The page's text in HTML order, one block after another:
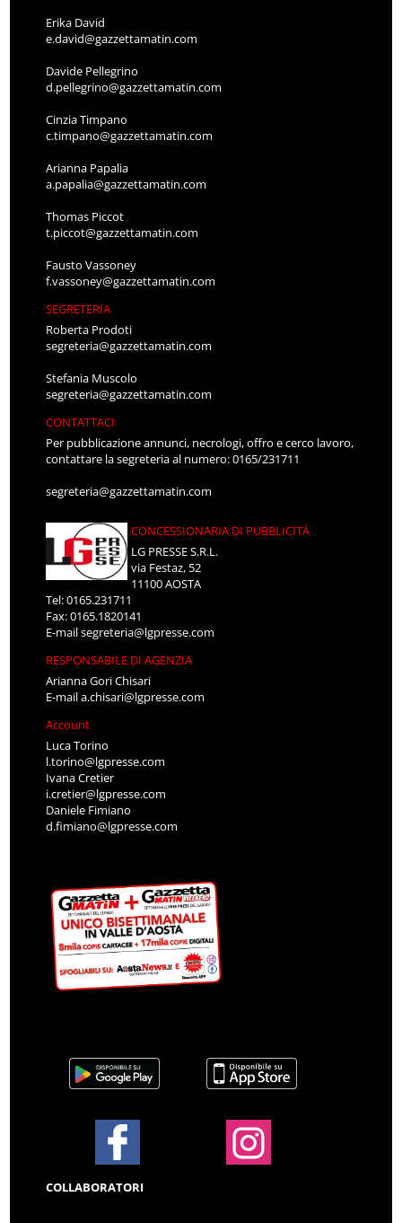
Erika David
e.david@gazzettamatin.com
Davide Pellegrino
d.pellegrino@gazzettamatin.com
Cinzia Timpano
c.timpano@gazzettamatin.com
Arianna Papalia
a.papalia@gazzettamatin.com
Thomas Piccot
t.piccot@gazzettamatin.com
Fausto Vassoney
f.vassoney@gazzettamatin.com
SEGRETERIA
Roberta Prodoti
segreteria@gazzettamatin.com
Stefania Muscolo
segreteria@gazzettamatin.com
CONTATTACI
Per pubblicazione annunci, necrologi, offro e cerco lavoro,
contattare la segreteria al numero: 0165/231711
segreteria@gazzettamatin.com
CONCESSIONARIA DI PUBBLICITÀ
LG PRESSE S.R.L.
via Festaz, 52
11100 AOSTA
Tel: 0165.231711
Fax: 0165.1820141
E-mailsegreteria@lgpresse.com
RESPONSABILE DI AGENZIA
Arianna Gori Chisari
E-maila.chisari@lgpresse.com
Account
Luca Torino
l.torino@lgpresse.com
Ivana Cretier
i.cretier@lgpresse.com
Daniele Fimiano
d.fimiano@lgpresse.com
COLLABORATORI